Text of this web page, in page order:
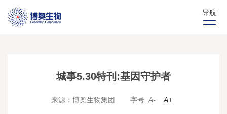
导航
城事5.30特刊:基因守护者
来源：博奥生物集团 字号 A- A+